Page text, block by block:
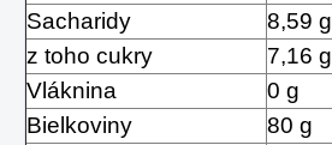
Sacharidy 8,59 g
z toho cukry
7,16 g
Vláknina
0 g
Bielkoviny
80 g